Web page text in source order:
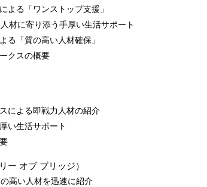
よる「ワンストップ支援」
材に寄り添う手厚い生活サポート
る「質の高い人材確保」
クスの概要
による即戦力人材の紹介
い生活サポート
ー オブ ブリッジ）
高い人材を迅速に紹介